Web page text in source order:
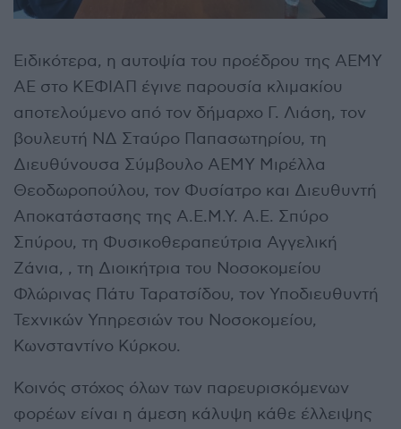
Ειδικότερα, η αυτοψία του προέδρου της ΑΕΜΥ
ΑΕ στο ΚΕΦΙΑΠ έγινε παρουσία κλιμακίου
αποτελούμενο από τον δήμαρχο Γ. Λιάση, τον
βουλευτή ΝΔ Σταύρο Παπασωτηρίου, τη
Διευθύνουσα Σύμβουλο ΑΕΜΥ Μιρέλλα
Θεοδωροπούλου, τον Φυσίατρο και Διευθυντή
Αποκατάστασης της Α.Ε.Μ.Υ. Α.Ε. Σπύρο
Σπύρου, τη Φυσικοθεραπεύτρια Αγγελική
Ζάνια, , τη Διοικήτρια του Νοσοκομείου
Φλώρινας Πάτυ Ταρατσίδου, τον Υποδιευθυντή
Τεχνικών Υπηρεσιών του Νοσοκομείου,
Κωνσταντίνο Κύρκου.
Κοινός στόχος όλων των παρευρισκόμενων
φορέων είναι η άμεση κάλυψη κάθε έλλειψης